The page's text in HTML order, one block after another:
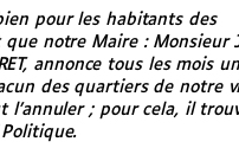
pour les habitants des
que notre Maire : Monsieur
annonce tous les mois
des quartiers de notre
l’annuler ; pour cela, il